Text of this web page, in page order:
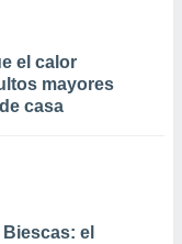
el calor
mayores
casa
el